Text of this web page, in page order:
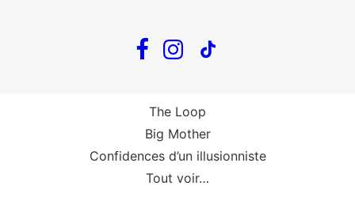
En tournée
The Loop
Big Mother
Confidences d’un illusionniste
Tout voir…